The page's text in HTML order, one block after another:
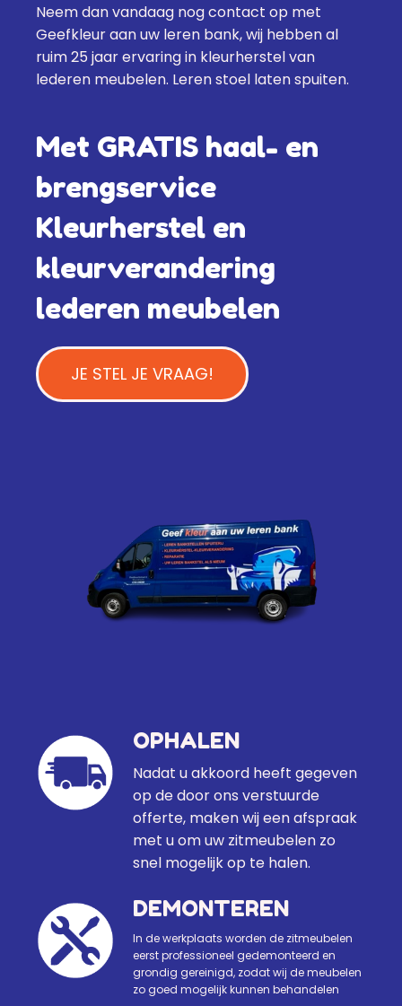
Neem dan vandaag nog contact op met
Geefkleur aan uw leren bank, wij hebben al
ruim 25 jaar ervaring in kleurherstel van
lederen meubelen. Leren stoel laten spuiten.
Met GRATIS haal- en
brengservice
Kleurherstel en
kleurverandering
lederen meubelen
JE STEL JE VRAAG!
OPHALEN
Nadat u akkoord heeft gegeven
op de door ons verstuurde
offerte, maken wij een afspraak
met u om uw zitmeubelen zo
snel mogelijk op te halen.
DEMONTEREN
In de werkplaats worden de zitmeubelen
eerst professioneel gedemonteerd en
grondig gereinigd, zodat wij de meubelen
zo goed mogelijk kunnen behandelen